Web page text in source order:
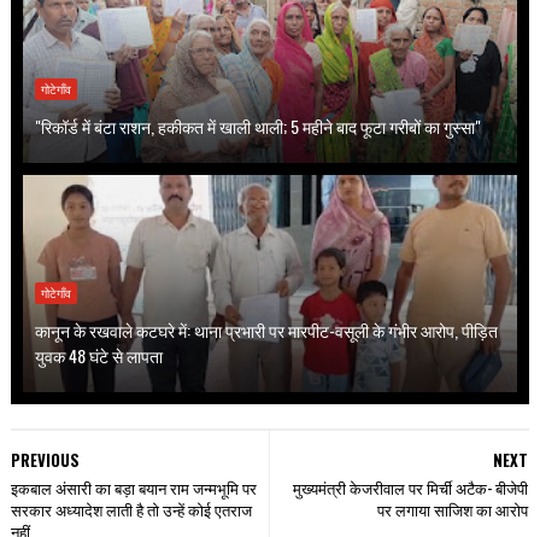
गोटेगाँव
"रिकॉर्ड में बंटा राशन, हकीकत में खाली थाली; 5 महीने बाद फूटा गरीबों का गुस्सा"
गोटेगाँव
कानून के रखवाले कटघरे में: थाना प्रभारी पर मारपीट-वसूली के गंभीर आरोप, पीड़ित
युवक 48 घंटे से लापता
NEXT
मुख्यमंत्री केजरीवाल पर मिर्ची अटैक- बीजेपी
पर लगाया साजिश का आरोप
PREVIOUS
इकबाल अंसारी का बड़ा बयान राम जन्मभूमि पर
सरकार अध्यादेश लाती है तो उन्हें कोई एतराज
नहीं